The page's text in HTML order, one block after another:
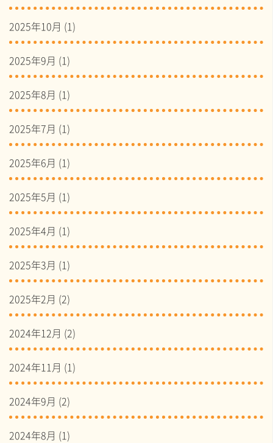
2025年10月 (1)
2025年9月 (1)
2025年8月 (1)
2025年7月 (1)
2025年6月 (1)
2025年5月 (1)
2025年4月 (1)
2025年3月 (1)
2025年2月 (2)
2024年12月 (2)
2024年11月 (1)
2024年9月 (2)
2024年8月 (1)